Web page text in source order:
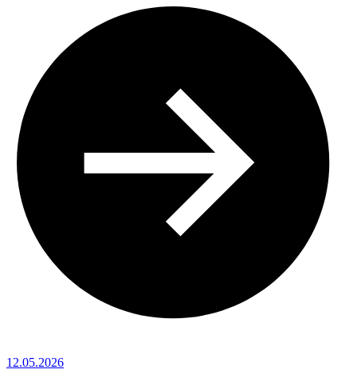
12.05.2026